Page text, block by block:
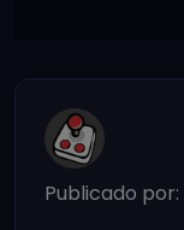
Publicado por: